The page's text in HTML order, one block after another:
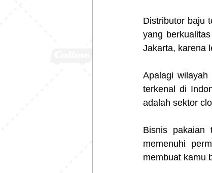
Distributor baju
yang
Jakarta, karena
Apalagi
terkenal di
adalah sektor
Bisnis pakaian
memenuhi
membuat kamu